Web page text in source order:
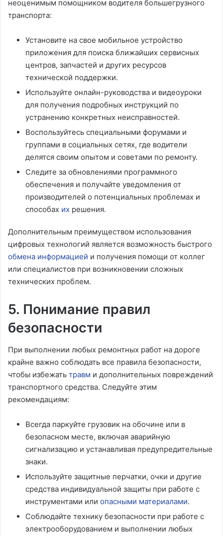
неоценимым помощником водителя большегрузного
транспорта:
Установите на свое мобильное устройство
приложения для поиска ближайших сервисных
центров, запчастей и других ресурсов
технической поддержки.
Используйте онлайн-руководства и видеоуроки
для получения подробных инструкций по
устранению конкретных неисправностей.
Воспользуйтесь специальными форумами и
группами в социальных сетях, где водители
делятся своим опытом и советами по ремонту.
Следите за обновлениями программного
обеспечения и получайте уведомления от
производителей о потенциальных проблемах и
способах их решения.
Дополнительным преимуществом использования
цифровых технологий является возможность быстрого
обмена информацией и получения помощи от коллег
или специалистов при возникновении сложных
технических проблем.
5. Понимание правил
безопасности
При выполнении любых ремонтных работ на дороге
крайне важно соблюдать все правила безопасности,
чтобы избежать травм и дополнительных повреждений
транспортного средства. Следуйте этим
рекомендациям:
Всегда паркуйте грузовик на обочине или в
безопасном месте, включая аварийную
сигнализацию и устанавливая предупредительные
знаки.
Используйте защитные перчатки, очки и другие
средства индивидуальной защиты при работе с
инструментами или опасными материалами.
Соблюдайте технику безопасности при работе с
электрооборудованием и выполнении любых